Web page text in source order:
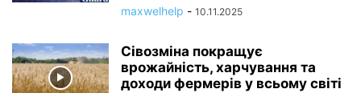
maxwelhelp - 10.11.2025
Сівозміна покращує
врожайність, харчування та
доходи фермерів у всьому світі